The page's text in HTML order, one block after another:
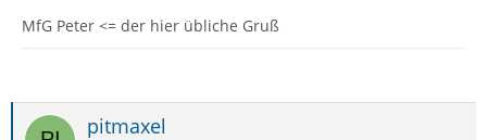
MfG Peter <= der hier übliche Gruß
pitmaxel